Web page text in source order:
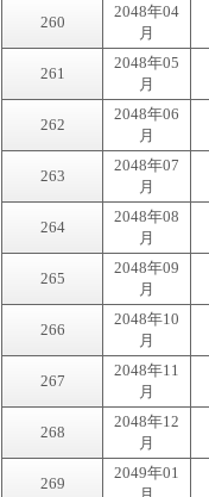
260
2048年04
月
261
2048年05
月
262
2048年06
月
263
2048年07
月
264
2048年08
月
265
2048年09
月
266
2048年10
月
267
2048年11
月
268
2048年12
月
269
2049年01